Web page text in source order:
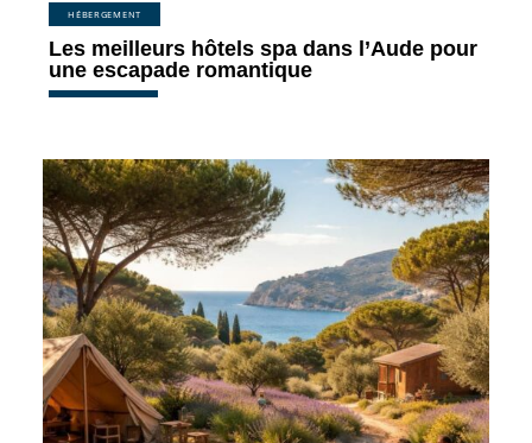
HÉBERGEMENT
Les meilleurs hôtels spa dans l’Aude pour
une escapade romantique